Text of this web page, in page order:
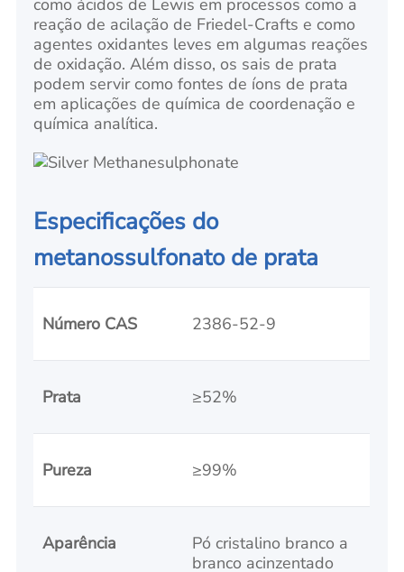
reação de acilação de Friedel-Crafts e como
agentes oxidantes leves em algumas reações
de oxidação. Além disso, os sais de prata
podem servir como fontes de íons de prata
em aplicações de química de coordenação e
química analítica.
Especificações do
metanossulfonato de prata
Número CAS 2386-52-9
Prata ≥52%
Pureza ≥99%
Aparência
Pó cristalino branco a
branco acinzentado